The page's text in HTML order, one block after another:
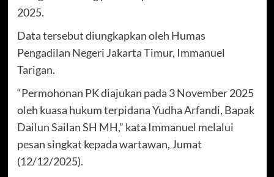
2025.
Data tersebut diungkapkan oleh Humas
Pengadilan Negeri Jakarta Timur, Immanuel
Tarigan.
“Permohonan PK diajukan pada 3 November 2025
oleh kuasa hukum terpidana Yudha Arfandi, Bapak
Dailun Sailan SH MH,” kata Immanuel melalui
pesan singkat kepada wartawan, Jumat
(12/12/2025).